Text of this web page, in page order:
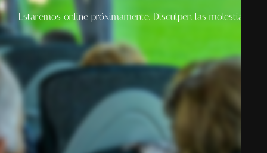
Estaremos online próximamente. Disculpen las molestias.